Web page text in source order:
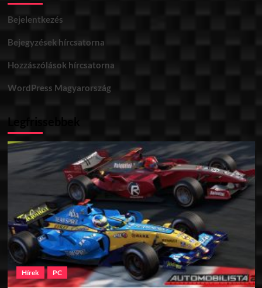
Bejelentkezés
Bejegyzések hírcsatorna
Hozzászólások hírcsatorna
WordPress Magyarország
Legfrissebbek
Hírek PC